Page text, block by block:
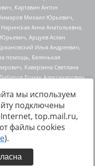
files/reestr-
данные на22.03.2024
мы используем
подключены
top.mail.ru,
файлы cookies
).